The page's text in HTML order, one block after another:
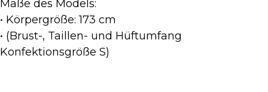
Maße des Models:
• Körpergröße: 173 cm
• (Brust-, Taillen- und Hüftumfang
Konfektionsgröße S)